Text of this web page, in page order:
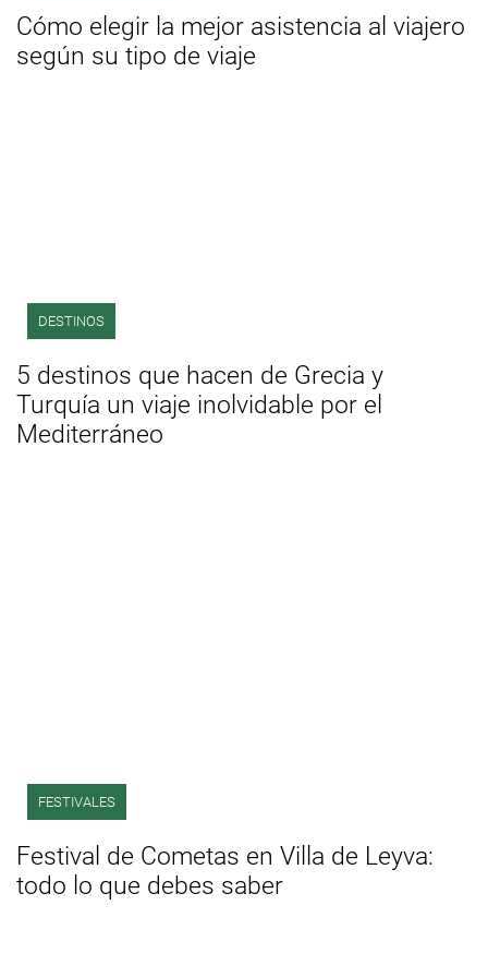
Cómo elegir la mejor asistencia al viajero
según su tipo de viaje
DESTINOS
5 destinos que hacen de Grecia y
Turquía un viaje inolvidable por el
Mediterráneo
FESTIVALES
Festival de Cometas en Villa de Leyva:
todo lo que debes saber